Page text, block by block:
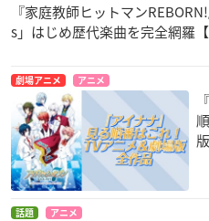
『家庭教師ヒットマン
s」はじめ歴代楽曲を完全網羅【
劇場アニメ アニメ
話題 アニメ